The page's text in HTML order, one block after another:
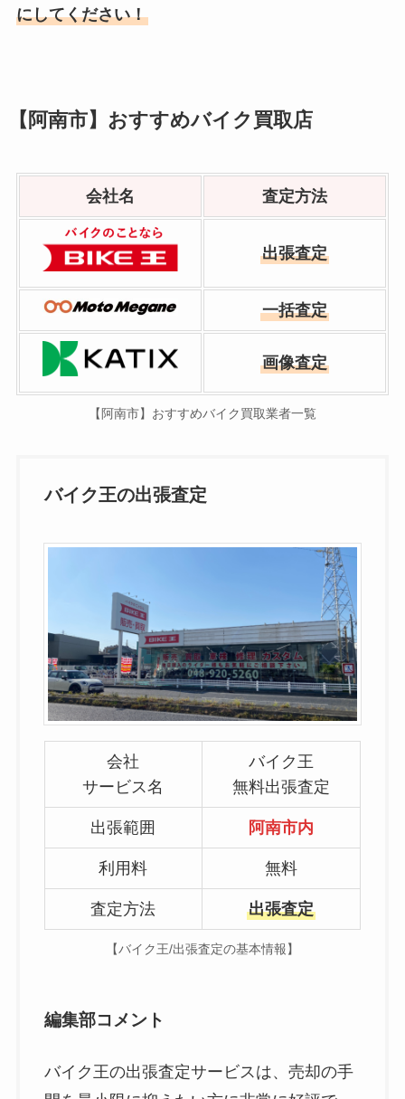
にしてください！
【阿南市】おすすめバイク買取店
会社名 査定方法
出張査定
一括査定
画像査定
【阿南市】おすすめバイク買取業者一覧
バイク王の出張査定
会社
サービス名
バイク王
無料出張査定
出張範囲 阿南市内
利用料 無料
査定方法 出張査定
【バイク王/出張査定の基本情報】
編集部コメント
バイク王の出張査定サービスは、売却の手